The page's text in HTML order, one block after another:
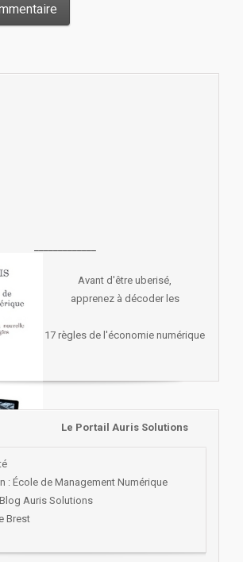
Avant d'être uberisé,
apprenez à décoder les
17 règles de l'économie numérique
Le Portail Auris Solutions
: École de Management Numérique
Auris Solutions
Brest